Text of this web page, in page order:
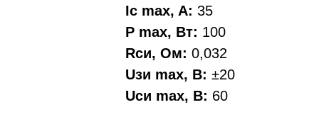
Ic max, A: 35
P max, Вт: 100
Rси, Oм: 0,032
Uзи max, В: ±20
Uси max, В: 60